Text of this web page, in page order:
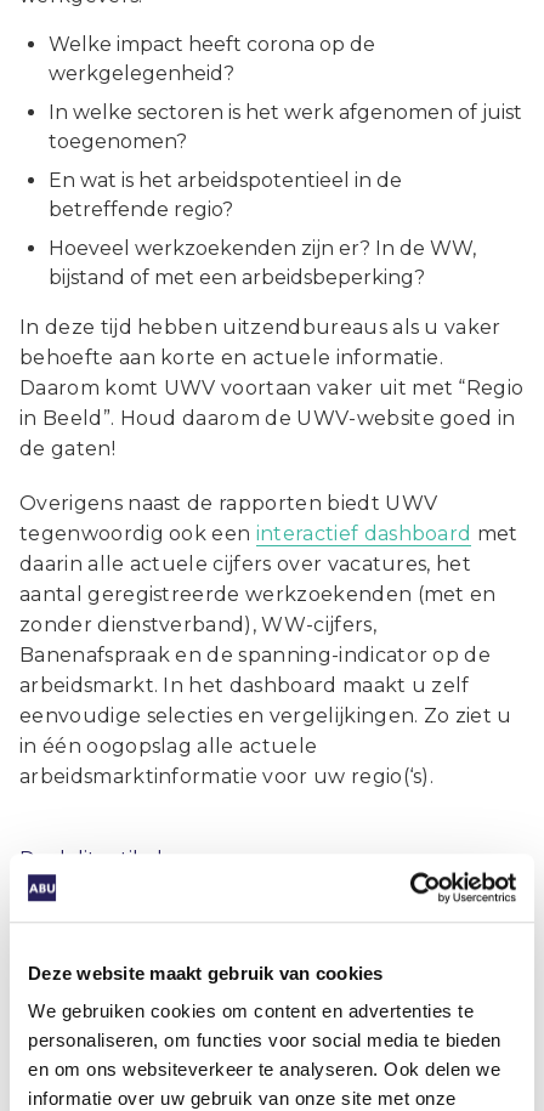
Deze website maakt gebruik van cookies
We gebruiken cookies om content en advertenties te
personaliseren, om functies voor social media te bieden
en om ons websiteverkeer te analyseren. Ook delen we
informatie over uw gebruik van onze site met onze
Welke impact heeft corona op de
werkgelegenheid?
In welke sectoren is het werk afgenomen of juist
toegenomen?
En wat is het arbeidspotentieel in de
betreffende regio?
Hoeveel werkzoekenden zijn er? In de WW,
bijstand of met een arbeidsbeperking?
In deze tijd hebben uitzendbureaus als u vaker
behoefte aan korte en actuele informatie.
Daarom komt UWV voortaan vaker uit met “Regio
in Beeld”. Houd daarom de UWV-website goed in
de gaten!
Overigens naast de rapporten biedt UWV
tegenwoordig ook een interactief dashboard met
daarin alle actuele cijfers over vacatures, het
aantal geregistreerde werkzoekenden (met en
zonder dienstverband), WW-cijfers,
Banenafspraak en de spanning-indicator op de
arbeidsmarkt. In het dashboard maakt u zelf
eenvoudige selecties en vergelijkingen. Zo ziet u
in één oogopslag alle actuele
arbeidsmarktinformatie voor uw regio(‘s).
Deel dit artikel
Gerelateerde artikelen